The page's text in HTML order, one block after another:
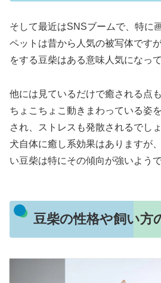
そして最近はSNSブームで、特に
ペットは昔から人気の被写体です
をする豆柴はある意味人気になっ
他には見ているだけで癒される点
ちょこちょこ動きまわっている姿
され、ストレスも発散されるでしょ
犬自体に癒し系効果はありますが
い豆柴は特にその傾向が強いようで
豆柴の性格や飼い方